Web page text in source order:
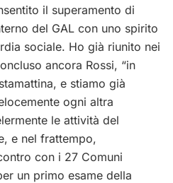
il superamento di
del GAL con uno spirito
sociale. Ho già riunito nei
ancora Rossi, “in
e stiamo già
ogni altra
le attività del
e nel frattempo,
con i 27 Comuni
un primo esame della